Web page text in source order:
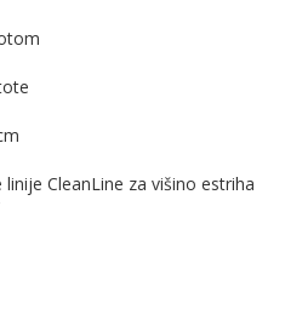
CleanLine za višino estriha